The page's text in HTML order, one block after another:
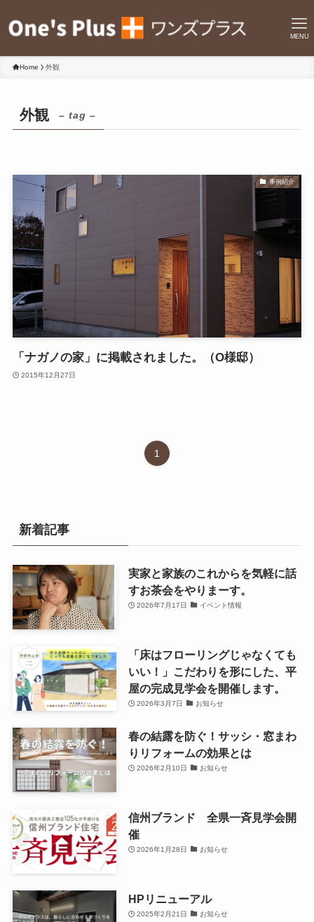
MENU
Home 外観
外観 – tag –
事例紹介
「ナガノの家」に掲載されました。（O様邸）
2015年12月27日
1
新着記事
実家と家族のこれからを気軽に話
すお茶会をやりまーす。
2026年7月17日 イベント情報
「床はフローリングじゃなくても
いい！」こだわりを形にした、平
屋の完成見学会を開催します。
2026年3月7日 お知らせ
春の結露を防ぐ！サッシ・窓まわ
りリフォームの効果とは
2026年2月10日 お知らせ
信州ブランド 全県一斉見学会開
催
2026年1月28日 お知らせ
HPリニューアル
2025年2月21日 お知らせ